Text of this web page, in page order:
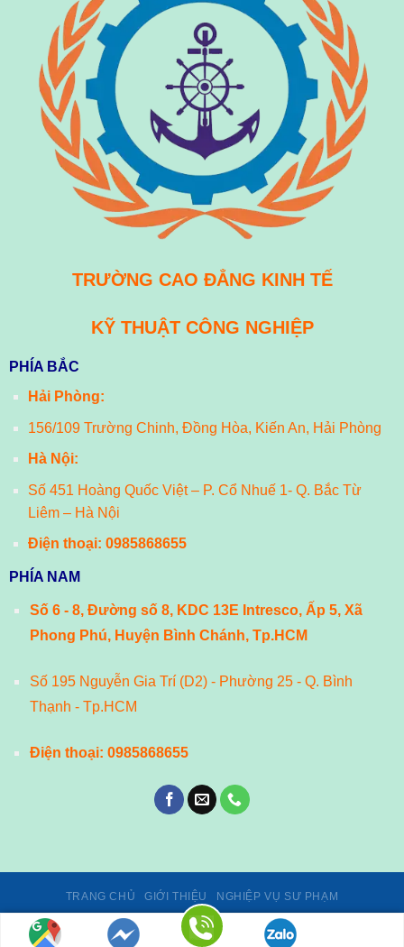
TRƯỜNG CAO ĐẲNG KINH TẾ
KỸ THUẬT CÔNG NGHIỆP
PHÍA BẮC
Hải Phòng:
156/109 Trường Chinh, Đồng Hòa, Kiến An, Hải Phòng
Hà Nội:
Số 451 Hoàng Quốc Việt – P. Cổ Nhuế 1- Q. Bắc Từ
Liêm – Hà Nội
Điện thoại: 0985868655
PHÍA NAM
Số 6 - 8, Đường số 8, KDC 13E Intresco, Ấp 5, Xã
Phong Phú, Huyện Bình Chánh, Tp.HCM
Số 195 Nguyễn Gia Trí (D2) - Phường 25 - Q. Bình
Thạnh - Tp.HCM
Điện thoại: 0985868655
TRANG CHỦ GIỚI THIỆU NGHIỆP VỤ SƯ PHẠM
Giấy phép số 02/GP-TTĐT, ngày 24/01/2014 của Cục Phát thanh,
truyền hình và Thông tin điện tử - Bộ Thông tin và Truyền thông.